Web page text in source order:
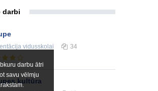
darbi
darbu ātri
savu vēlmju
vidusskolai 34
kultūra